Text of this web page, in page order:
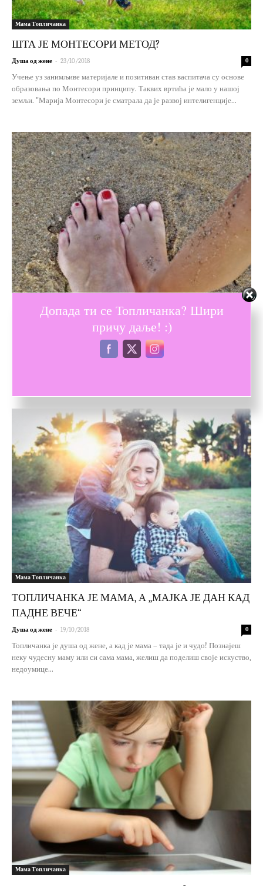
Мама Топличанка
ШТА ЈЕ МОНТЕСОРИ МЕТОД?
Душа од жене - 23/10/2018 0
Учење уз занимљиве материјале и позитиван став васпитача су основе
образовања по Монтесори принципу. Таквих вртића је мало у нашој
земљи. "Марија Монтесори је сматрала да је развој интелигенције...
ИСТИНА О САМОХРАНИМ МАЈКАМА
Почнимо из почетка. Ја сам самохрана мајка. Пошто ми је тај назив увек
Мама Топличанка
ТОПЛИЧАНКА ЈЕ МАМА, А „МАЈКА ЈЕ ДАН КАД
ПАДНЕ ВЕЧЕ“
Душа од жене - 19/10/2018 0
Топличанка је душа од жене, а кад је мама – тада је и чудо! Познајеш
неку чудесну маму или си сама мама, желиш да поделиш своје искуство,
недоумице...
Мама Топличанка
Допада ти се Топличанка? Шири
причу даље! :)